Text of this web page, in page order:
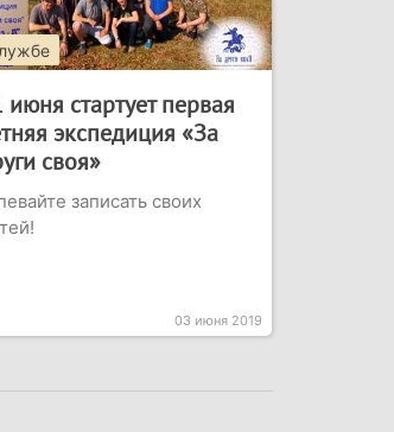
июня стартует первая
экспедиция «За
своя»
записать своих
03 июня 2019